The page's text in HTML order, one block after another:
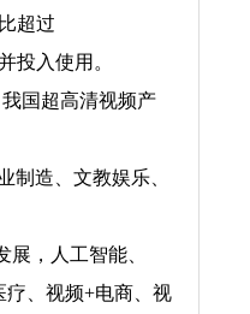
超过
投入使用。
国超高清视频产
造、文教娱乐、
，人工智能、
、视频+电商、视